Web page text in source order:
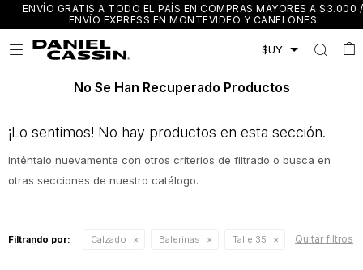
ENVÍO GRATIS A TODO EL PAÍS EN COMPRAS MAYORES A $3.000 /
ENVÍO EXPRESS EN MONTEVIDEO Y CANELONES

No Se Han Recuperado Productos
¡Lo sentimos! No hay productos en esta sección.
Inténtalo nuevamente con otros criterios de filtrado o busca en
otras secciones de nuestro catálogo.
Filtrando por: Calzado Balerinas Talle 35 Quitar filtros